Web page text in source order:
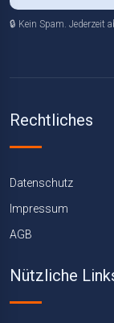
🔒 Kein Spam. Jederzeit
Rechtliches
Datenschutz
Impressum
AGB
Nützliche